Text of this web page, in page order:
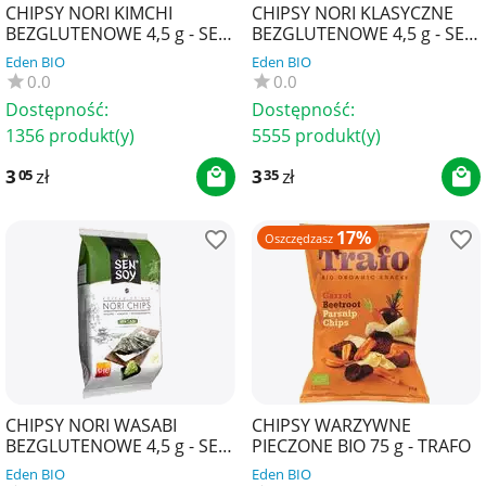
CHIPSY NORI KIMCHI
BEZGLUTENOWE 4,5 g - SEN
SOY
Eden BIO
0.0
Dostępność:
1356 produkt(y)
305zł
CHIPSY NORI KLASYCZNE
BEZGLUTENOWE 4,5 g - SEN
SOY
Eden BIO
0.0
Dostępność:
5555 produkt(y)
335zł
CHIPSY NORI WASABI
BEZGLUTENOWE 4,5 g - SEN
SOY
Eden BIO
Oszczędzasz 17%
CHIPSY WARZYWNE
PIECZONE BIO 75 g - TRAFO
Eden BIO